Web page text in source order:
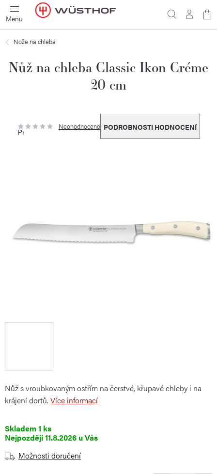
Přejít
na
obsah
Nože na chleba
Nůž na chleba Classic Ikon Créme
20 cm
Průměrné
hodnocení
Neohodnoceno PODROBNOSTI HODNOCENÍ
Nůž s vroubkovaným ostřím na čerstvé, křupavé chleby i na
krájení dortů. Více informací
Skladem 1 ks
11.8.2026
Možnosti doručení